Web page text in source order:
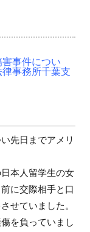
害事件につい
事務所千葉支
先日までアメリ
本人留学生の女
に交際相手と口
せていました。
を負っていまし